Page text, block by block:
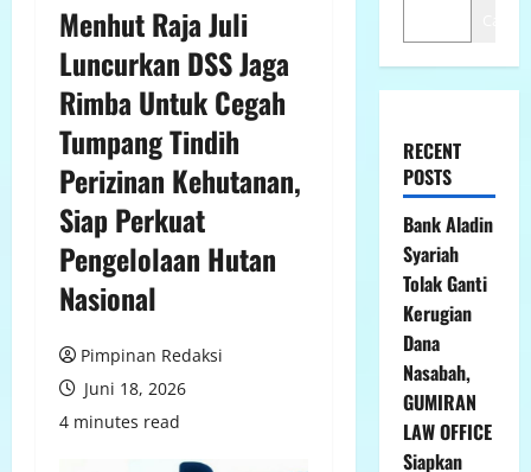
Menhut Raja Juli
Luncurkan DSS Jaga
Rimba Untuk Cegah
Tumpang Tindih
Perizinan Kehutanan,
Siap Perkuat
Pengelolaan Hutan
Nasional
Pimpinan Redaksi
Juni 18, 2026
4 minutes read
RECENT
POSTS
Bank Aladin
Syariah
Tolak Ganti
Kerugian
Dana
Nasabah,
GUMIRAN
LAW OFFICE
Siapkan